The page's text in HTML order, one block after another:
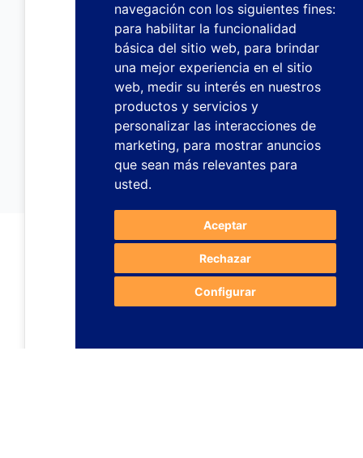
navegación con los siguientes fines:
para habilitar la funcionalidad
básica del sitio web, para brindar
una mejor experiencia en el sitio
web, medir su interés en nuestros
productos y servicios y
personalizar las interacciones de
marketing, para mostrar anuncios
que sean más relevantes para
usted.
Aceptar
Rechazar
Configurar